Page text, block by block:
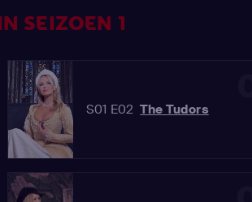
SEIZOEN 1
S01 E02 The Tudors